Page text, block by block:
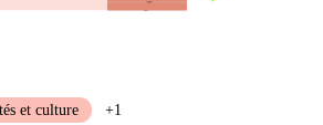
et culture
+1